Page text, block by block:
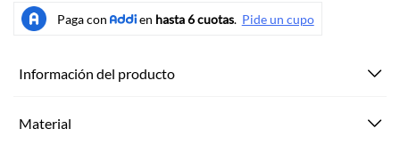
Información del producto
Material